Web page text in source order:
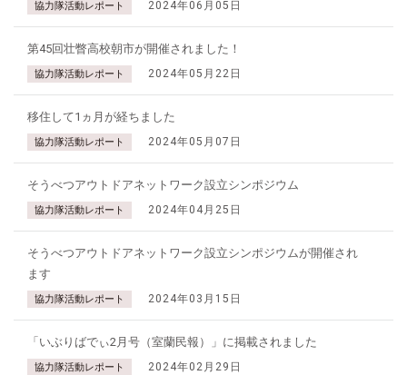
協力隊活動レポート 2024年06月05日
第45回壮瞥高校朝市が開催されました！
協力隊活動レポート 2024年05月22日
移住して1ヵ月が経ちました
協力隊活動レポート 2024年05月07日
そうべつアウトドアネットワーク設立シンポジウム
協力隊活動レポート 2024年04月25日
そうべつアウトドアネットワーク設立シンポジウムが開催され
ます
協力隊活動レポート 2024年03月15日
「いぶりばでぃ2月号（室蘭民報）」に掲載されました
協力隊活動レポート 2024年02月29日